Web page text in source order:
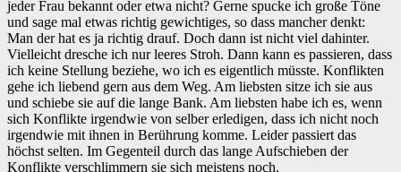
jeder Frau bekannt oder etwa nicht? Gerne spucke ich große Töne
und sage mal etwas richtig gewichtiges, so dass mancher denkt:
Man der hat es ja richtig drauf. Doch dann ist nicht viel dahinter.
Vielleicht dresche ich nur leeres Stroh. Dann kann es passieren, dass
ich keine Stellung beziehe, wo ich es eigentlich müsste. Konflikten
gehe ich liebend gern aus dem Weg. Am liebsten sitze ich sie aus
und schiebe sie auf die lange Bank. Am liebsten habe ich es, wenn
sich Konflikte irgendwie von selber erledigen, dass ich nicht noch
irgendwie mit ihnen in Berührung komme. Leider passiert das
höchst selten. Im Gegenteil durch das lange Aufschieben der
Konflikte verschlimmern sie sich meistens noch.